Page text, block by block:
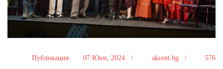
Публикация 07 Юни, 2024 / akcent.bg / 576